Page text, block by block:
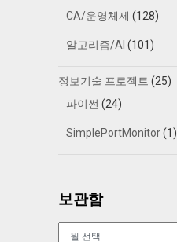
CA/운영체제 (128)
알고리즘/AI (101)
정보기술 프로젝트 (25)
파이썬 (24)
SimplePortMonitor(1)
보관함